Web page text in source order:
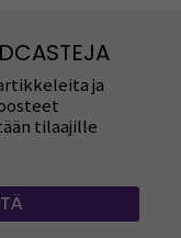
ja
tilaajille